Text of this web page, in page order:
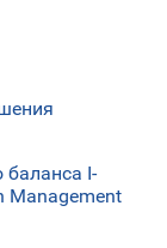
баланса I-
Management